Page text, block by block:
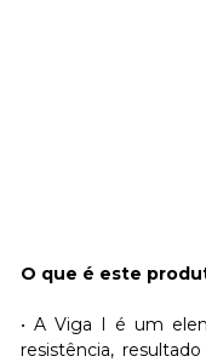
O que é este
• A Viga I é um
resistência,